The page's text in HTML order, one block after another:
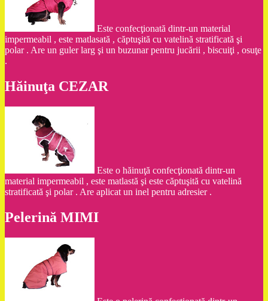
Este confecţionată dintr-un material
impermeabil , este matlasată , căptuşită cu vatelină stratificată şi
polar . Are un guler larg şi un buzunar pentru jucării , biscuiţi , osuţe
.
Hăinuţa CEZAR
Este o hăinuţă confecţionată dintr-un
material impermeabil , este matlastă şi este căptuşită cu vatelină
stratificată şi polar . Are aplicat un inel pentru adresier .
Pelerină MIMI